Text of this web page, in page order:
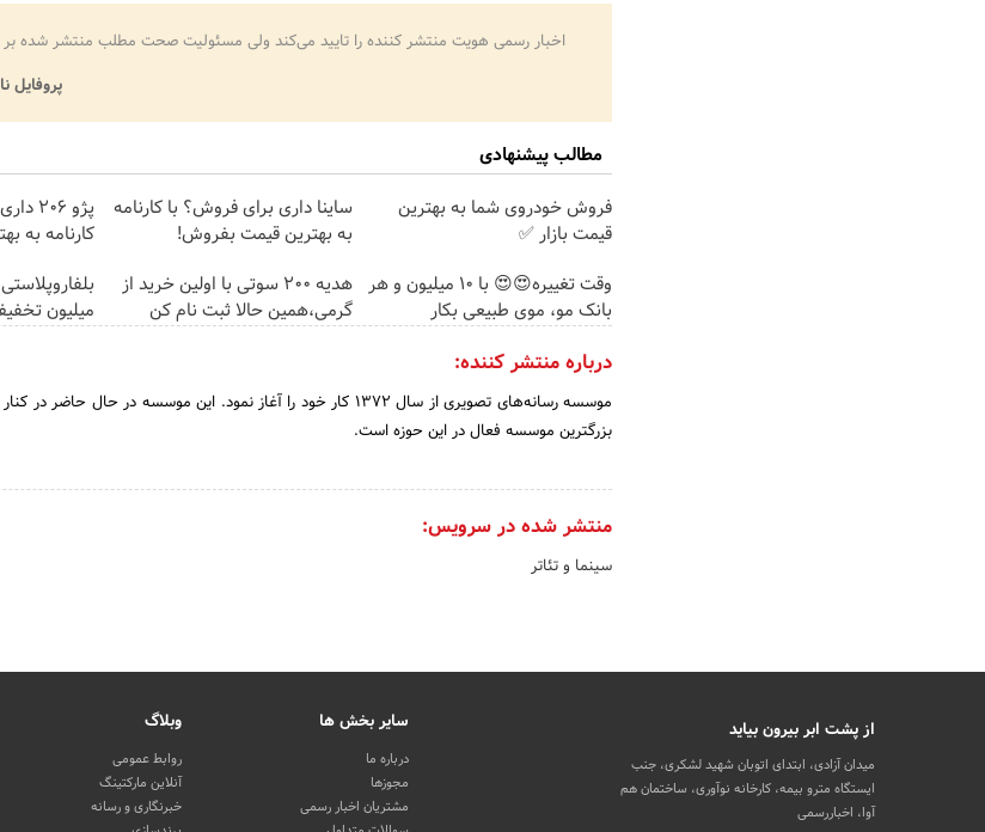
اخبار رسمی هویت منتشر کننده را تایید می‌کند ولی مسئولیت صحت مطلب منتشر شده
پروفایل
مطالب پیشنهادی
فروش خودروی شما به بهترین
قیمت بازار ✅
ساینا داری برای فروش؟ با کارنامه
به بهترین قیمت بفروش!
پژو
کارنامه به
وقت تغییره😍😍 با 10 میلیون و هر
بانک مو، موی طبیعی بکار
هدیه 200 سوتی با اولین خرید از
گرمی،همین حالا ثبت نام کن
میلیون تخفیف فقط
درباره منتشر کننده:
موسسه رسانه‌های تصویری از سال 1372 کار خود را آغاز نمود. این موسسه در
بزرگترین موسسه فعال در این حوزه است.
منتشر شده در سرویس:
سینما و تئاتر
از پشت ابر بیرون بیاید
میدان آزادی، ابتدای اتوبان شهید لشکری، جنب
ایستگاه مترو بیمه، کارخانه نوآوری، ساختمان هم
آوا، اخباررسمی
سایر بخش ها
درباره ما
مجوزها
مشتریان اخبار رسمی
وبلاگ
روابط عمومی
آنلاین مارکتینگ
خبرنگاری و رسانه